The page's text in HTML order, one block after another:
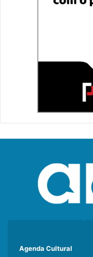
Agenda Cultural